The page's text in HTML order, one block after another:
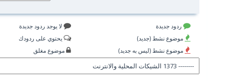
ردود جديدة
موضوع نشط (جديد)
موضوع نشط (ليس به جديد)
لا يوجد ردود جديدة
يحتوي على ردودك
موضوع مغلق